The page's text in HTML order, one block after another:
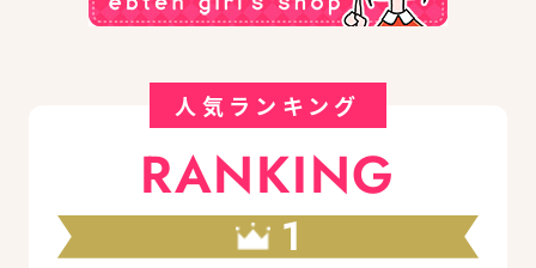
人気ランキング
RANKING
1